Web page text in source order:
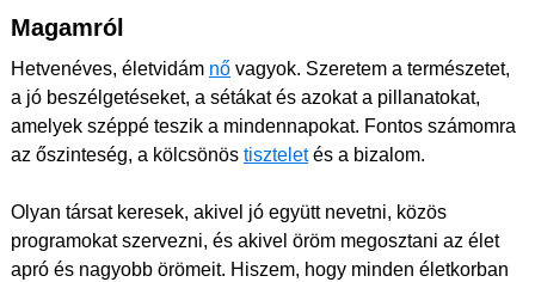
Magamról
Hetvenéves, életvidám nő vagyok. Szeretem a természetet,
a jó beszélgetéseket, a sétákat és azokat a pillanatokat,
amelyek széppé teszik a mindennapokat. Fontos számomra
az őszinteség, a kölcsönös tiszteletés a bizalom.
Olyan társat keresek, akivel jó együtt nevetni, közös
programokat szervezni, és akivel öröm megosztani az élet
apró és nagyobb örömeit. Hiszem, hogy minden életkorban